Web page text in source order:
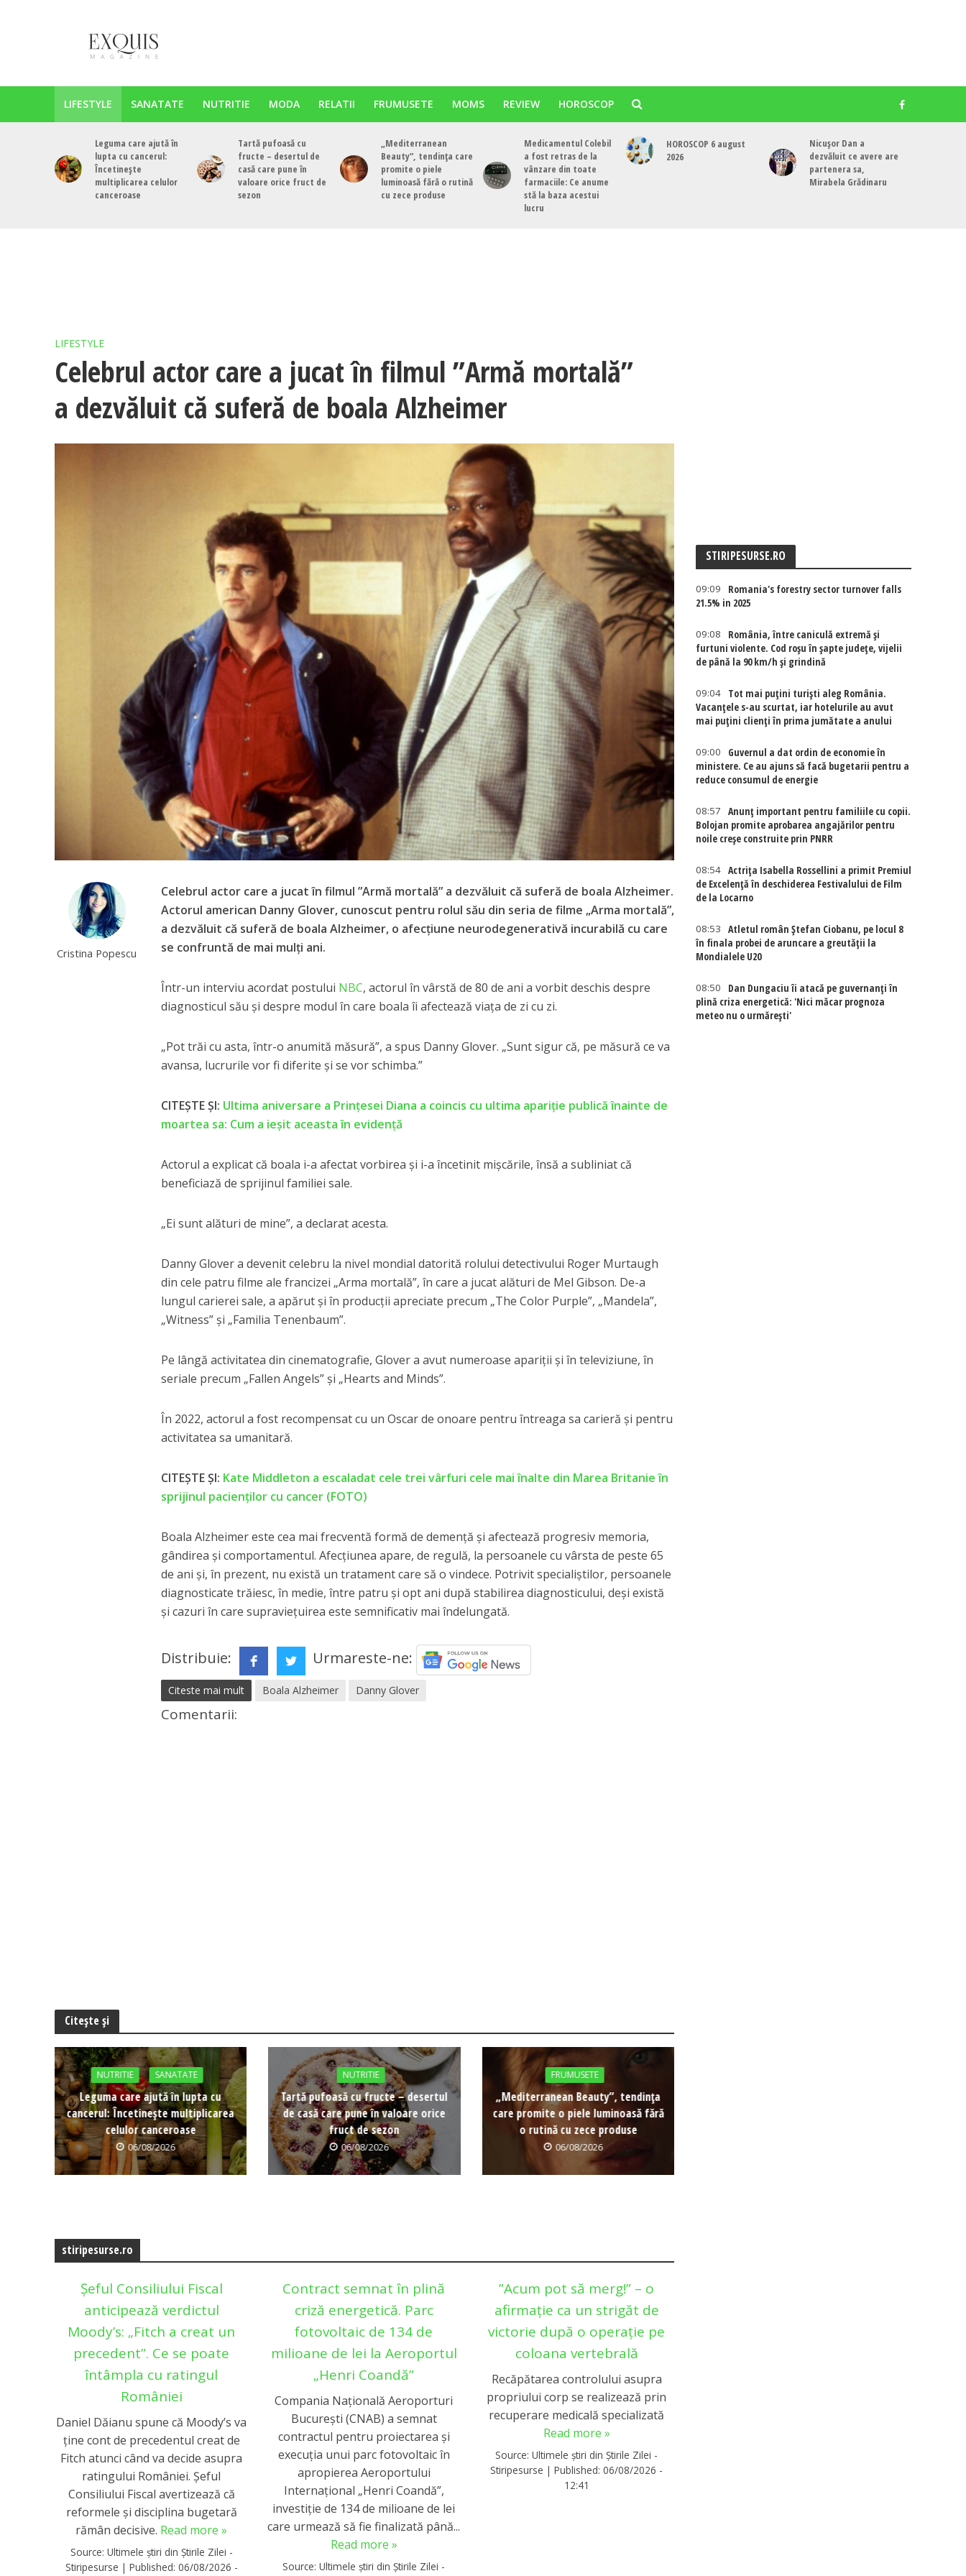
LIFESTYLE SANATATE NUTRITIE MODA RELATII FRUMUSETE MOMS REVIEW HOROSCOP
Leguma care ajută în
lupta cu cancerul:
Încetinește
multiplicarea celulor
canceroase
Tartă pufoasă cu
fructe – desertul de
casă care pune în
valoare orice fruct de
sezon
„Mediterranean
Beauty”, tendința care
promite o piele
luminoasă fără o rutină
cu zece produse
Medicamentul Colebil
a fost retras de la
vânzare din toate
farmaciile: Ce anume
stă la baza acestui
lucru
HOROSCOP 6 august
2026
Nicușor Dan a
dezvăluit ce avere are
partenera sa,
Mirabela Grădinaru
LIFESTYLE
Celebrul actor care a jucat în filmul ”Armă mortală”
a dezvăluit că suferă de boala Alzheimer
Cristina Popescu
Celebrul actor care a jucat în filmul ”Armă mortală” a dezvăluit că suferă de boala Alzheimer.
Actorul american Danny Glover, cunoscut pentru rolul său din seria de filme „Arma mortală”,
a dezvăluit că suferă de boala Alzheimer, o afecțiune neurodegenerativă incurabilă cu care
se confruntă de mai mulți ani.
Într-un interviu acordat postului NBC, actorul în vârstă de 80 de ani a vorbit deschis despre
diagnosticul său și despre modul în care boala îi afectează viața de zi cu zi.
„Pot trăi cu asta, într-o anumită măsură”, a spus Danny Glover. „Sunt sigur că, pe măsură ce va
avansa, lucrurile vor fi diferite și se vor schimba.”
CITEȘTE ȘI: Ultima aniversare a Prințesei Diana a coincis cu ultima apariție publică înainte de
moartea sa: Cum a ieșit aceasta în evidență
Actorul a explicat că boala i-a afectat vorbirea și i-a încetinit mișcările, însă a subliniat că
beneficiază de sprijinul familiei sale.
„Ei sunt alături de mine”, a declarat acesta.
Danny Glover a devenit celebru la nivel mondial datorită rolului detectivului Roger Murtaugh
din cele patru filme ale francizei „Arma mortală”, în care a jucat alături de Mel Gibson. De-a
lungul carierei sale, a apărut și în producții apreciate precum „The Color Purple”, „Mandela”,
„Witness” și „Familia Tenenbaum”.
Pe lângă activitatea din cinematografie, Glover a avut numeroase apariții și în televiziune, în
seriale precum „Fallen Angels” și „Hearts and Minds”.
În 2022, actorul a fost recompensat cu un Oscar de onoare pentru întreaga sa carieră și pentru
activitatea sa umanitară.
CITEȘTE ȘI: Kate Middleton a escaladat cele trei vârfuri cele mai înalte din Marea Britanie în
sprijinul pacienților cu cancer (FOTO)
Boala Alzheimer este cea mai frecventă formă de demență și afectează progresiv memoria,
gândirea și comportamentul. Afecțiunea apare, de regulă, la persoanele cu vârsta de peste 65
de ani și, în prezent, nu există un tratament care să o vindece. Potrivit specialiștilor, persoanele
diagnosticate trăiesc, în medie, între patru și opt ani după stabilirea diagnosticului, deși există
și cazuri în care supraviețuirea este semnificativ mai îndelungată.
Distribuie: Urmareste-ne:
Citeste mai mult Boala Alzheimer Danny Glover
Comentarii:
Citește și
NUTRITIE SANATATE
Leguma care ajută în lupta cu
cancerul: Încetinește multiplicarea
celulor canceroase
06/08/2026
NUTRITIE
Tartă pufoasă cu fructe – desertul
de casă care pune în valoare orice
fruct de sezon
06/08/2026
FRUMUSETE
„Mediterranean Beauty”, tendința
care promite o piele luminoasă fără
o rutină cu zece produse
06/08/2026
stiripesurse.ro
Șeful Consiliului Fiscal
anticipează verdictul
Moody’s: „Fitch a creat un
precedent”. Ce se poate
întâmpla cu ratingul
României
Daniel Dăianu spune că Moody’s va
ține cont de precedentul creat de
Fitch atunci când va decide asupra
ratingului României. Șeful
Consiliului Fiscal avertizează că
reformele și disciplina bugetară
rămân decisive. Read more »
Source: Ultimele știri din Știrile Zilei -
Stiripesurse | Published: 06/08/2026 -
Contract semnat în plină
criză energetică. Parc
fotovoltaic de 134 de
milioane de lei la Aeroportul
„Henri Coandă”
Compania Națională Aeroporturi
București (CNAB) a semnat
contractul pentru proiectarea și
execuția unui parc fotovoltaic în
apropierea Aeroportului
Internațional „Henri Coandă”,
investiție de 134 de milioane de lei
care urmează să fie finalizată până...
Read more »
Source:Ultimele știri din Știrile Zilei -
”Acum pot să merg!” – o
afirmație ca un strigăt de
victorie după o operație pe
coloana vertebrală
Recăpătarea controlului asupra
propriului corp se realizează prin
recuperare medicală specializată
Read more »
Source:Ultimele știri din Știrile Zilei -
Stiripesurse |Published:06/08/2026 -
12:41
STIRIPESURSE.RO
09:09
Romania's forestry sector turnover falls
21.5% in 2025
09:08
România, între caniculă extremă și
furtuni violente. Cod roșu în șapte județe, vijelii
de până la 90 km/h și grindină
09:04
Tot mai puțini turiști aleg România.
Vacanțele s-au scurtat, iar hotelurile au avut
mai puțini clienți în prima jumătate a anului
09:00
Guvernul a dat ordin de economie în
ministere. Ce au ajuns să facă bugetarii pentru a
reduce consumul de energie
08:57
Anunț important pentru familiile cu copii.
Bolojan promite aprobarea angajărilor pentru
noile creșe construite prin PNRR
08:54 Actriţa Isabella Rossellini a primit Premiul
de Excelenţă în deschiderea Festivalului de Film
de la Locarno
08:53
Atletul român Ștefan Ciobanu, pe locul 8
în finala probei de aruncare a greutății la
Mondialele U20
08:50
Dan Dungaciu îi atacă pe guvernanți în
plină criza energetică: 'Nici măcar prognoza
meteo nu o urmărești'